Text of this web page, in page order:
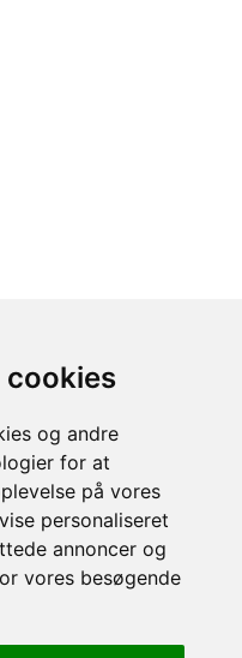
og andre
for at
på vores
personaliseret
annoncer og
vores besøgende